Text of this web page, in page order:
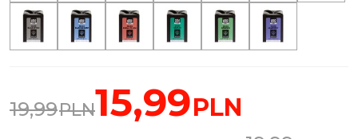
19,99PLN15,99PLN